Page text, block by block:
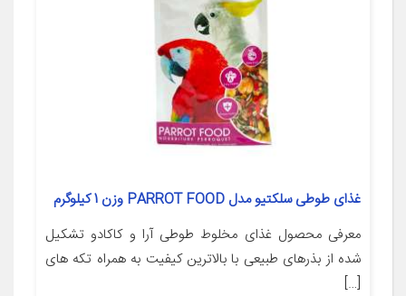
غذای طوطی سلکتیو مدل PARROT FOOD وزن 1 کیلوگرم
معرفی محصول غذای مخلوط طوطی آرا و کاکادو تشکیل
شده از بذرهای طبیعی با بالاترین کیفیت به همراه تکه های
[…]